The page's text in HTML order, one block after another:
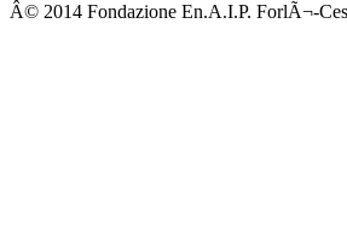
Â© 2014 Fondazione En.A.I.P. ForlÃ¬-